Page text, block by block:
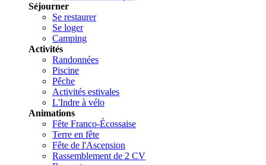
Séjourner
Se restaurer
Se loger
Camping
Activités
Randonnées
Piscine
Pêche
Activités estivales
L'Indre à vélo
Animations
Fête Franco-Écossaise
Terre en fête
Fête de l'Ascension
Rassemblement de 2 CV